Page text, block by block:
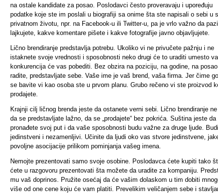
na ostale kandidate za posao. Poslodavci često proveravaju i upoređuju
podatke koje ste im poslali u biografiji sa onime šta ste napisali o sebi u
privatnom životu, npr. na Facebook-u ili Twitter-u, pa je vrlo važno da
lajkujete, kakve komentare pišete i kakve fotografije javno objavljujete.
Lično brendiranje predstavlja potrebu. Ukoliko vi ne privučete pažnju i ne
istaknete svoje vrednosti i sposobnosti neko drugi će to uraditi umesto
konkurencija će vas pobediti. Bez obzira na poziciju, na godine, na
radite, predstavljate sebe. Vaše ime je vaš brend, vaša firma. Jer čime
se bavite vi kao osoba ste u prvom planu. Grubo rečeno vi ste proizvod
prodajete.
Krajnji cilj ličnog brenda jeste da ostanete verni sebi. Lično brendiranje
da se predstavljate lažno, da se „prodajete“ bez pokrića. Suština jeste da
pronađete svoj put i da vaše sposobnosti budu važne za druge ljude.
jedinstveni i nezamenljivi. Učinite da ljudi oko vas stvore jedinstvene,
povoljne asocijacije prilikom pominjanja vašeg imena.
Nemojte prezentovati samo svoje osobine. Poslodavca ćete kupiti tako
ćete u razgovoru prezentovati šta možete da uradite za kompaniju.
mu vaš doprinos. Pružite osećaj da će vašim dolaskom u tim dobiti
više od one cene koju će vam platiti. Prevelikim veličanjem sebe i